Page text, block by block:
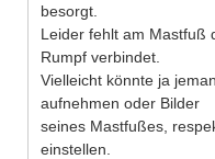
besorgt.
Leider fehlt am Mastfuß
Rumpf verbindet.
Vielleicht könnte ja
aufnehmen oder Bilder
seines Mastfußes,
einstellen.